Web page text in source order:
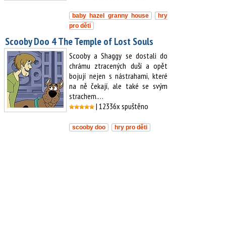
baby hazel granny house
hry
pro děti
Scooby Doo 4 The Temple of Lost Souls
Scooby a Shaggy se dostali do
chrámu ztracených duší a opět
bojují nejen s nástrahami, které
na ně čekají, ale také se svým
strachem.…
| 12336x spuštěno
scooby doo hry pro děti